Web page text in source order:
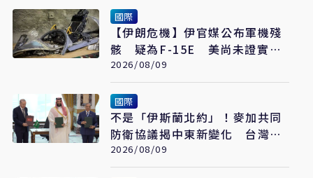
國際
【伊朗危機】伊官媒公布軍機殘
骸 疑為F-15E 美尚未證實遭
擊落
2026/08/09
國際
不是「伊斯蘭北約」！麥加共同
防衛協議揭中東新變化 台灣該
看懂「多層次安全」
2026/08/09